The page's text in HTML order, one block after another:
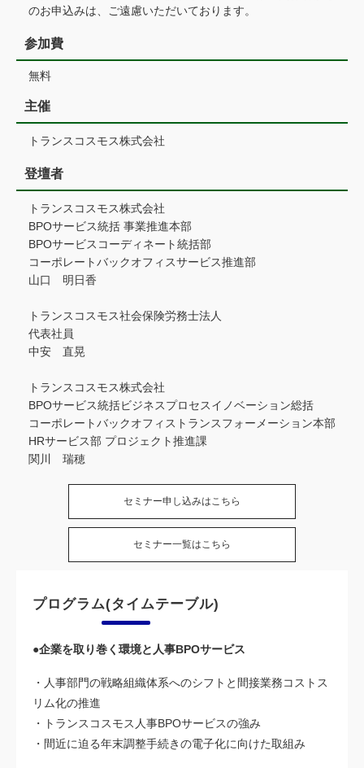
のお申込みは、ご遠慮いただいております。
参加費
無料
主催
トランスコスモス株式会社
登壇者
トランスコスモス株式会社
BPOサービス統括 事業推進本部
BPOサービスコーディネート統括部
コーポレートバックオフィスサービス推進部
山口 明日香
トランスコスモス社会保険労務士法人
代表社員
中安 直晃
トランスコスモス株式会社
BPOサービス統括ビジネスプロセスイノベーション総括
コーポレートバックオフィストランスフォーメーション本部
HRサービス部 プロジェクト推進課
関川 瑞穂
セミナー申し込みはこちら
セミナー一覧はこちら
プログラム(タイムテーブル)
●企業を取り巻く環境と人事BPOサービス
・人事部門の戦略組織体系へのシフトと間接業務コストス
リム化の推進
・トランスコスモス人事BPOサービスの強み
・間近に迫る年末調整手続きの電子化に向けた取組み